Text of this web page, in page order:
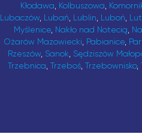
Kłodawa Kolbuszowa
Lubaczów, Lubań Lublin Luboń
Myślenice, Nakło nad Notecią
Ożarów Mazowiecki Pabianice,
Rzeszów, Sanok Sędziszów
Trzebnica Trzeboś Trzebownisko,